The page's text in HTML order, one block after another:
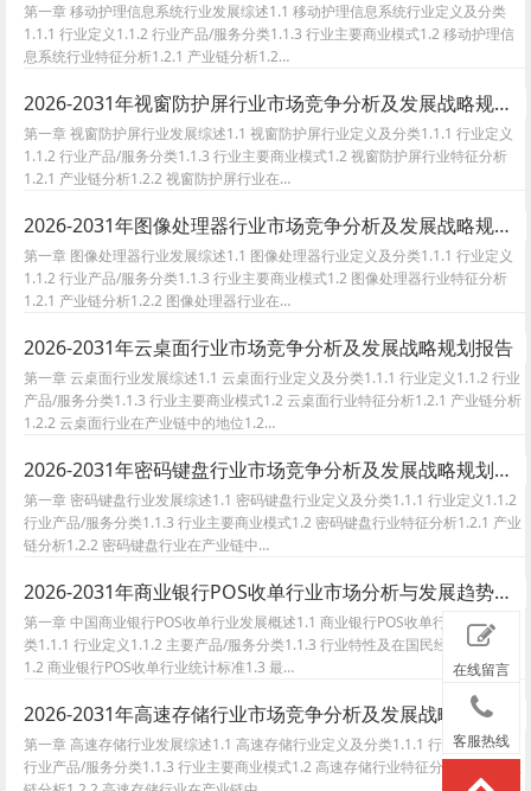
第一章 移动护理信息系统行业发展综述1.1 移动护理信息系统行业定义及分类
1.1.1 行业定义1.1.2 行业产品/服务分类1.1.3 行业主要商业模式1.2 移动护理信
息系统行业特征分析1.2.1 产业链分析1.2…
2026-2031年视窗防护屏行业市场竞争分析及发展战略规划报告
第一章 视窗防护屏行业发展综述1.1 视窗防护屏行业定义及分类1.1.1 行业定义
1.1.2 行业产品/服务分类1.1.3 行业主要商业模式1.2 视窗防护屏行业特征分析
1.2.1 产业链分析1.2.2 视窗防护屏行业在…
2026-2031年图像处理器行业市场竞争分析及发展战略规划报告
第一章 图像处理器行业发展综述1.1 图像处理器行业定义及分类1.1.1 行业定义
1.1.2 行业产品/服务分类1.1.3 行业主要商业模式1.2 图像处理器行业特征分析
1.2.1 产业链分析1.2.2 图像处理器行业在…
2026-2031年云桌面行业市场竞争分析及发展战略规划报告
第一章 云桌面行业发展综述1.1 云桌面行业定义及分类1.1.1 行业定义1.1.2 行业
产品/服务分类1.1.3 行业主要商业模式1.2 云桌面行业特征分析1.2.1 产业链分析
1.2.2 云桌面行业在产业链中的地位1.2…
2026-2031年密码键盘行业市场竞争分析及发展战略规划报告
第一章 密码键盘行业发展综述1.1 密码键盘行业定义及分类1.1.1 行业定义1.1.2
行业产品/服务分类1.1.3 行业主要商业模式1.2 密码键盘行业特征分析1.2.1 产业
链分析1.2.2 密码键盘行业在产业链中…
2026-2031年商业银行POS收单行业市场分析与发展趋势预测报告
第一章 中国商业银行POS收单行业发展概述1.1 商业银行POS收单行业定义及分
类1.1.1 行业定义1.1.2 主要产品/服务分类1.1.3 行业特性及在国民经济中的地位
1.2 商业银行POS收单行业统计标准1.3 最…
第一章 高速存储行业发展综述1.1 高速存储行业定义及分类1.1.1 行业定义1.1.2
行业产品/服务分类1.1.3 行业主要商业模式1.2 高速存储行业特征分析1.2.1 产业
在线留言
客服热线